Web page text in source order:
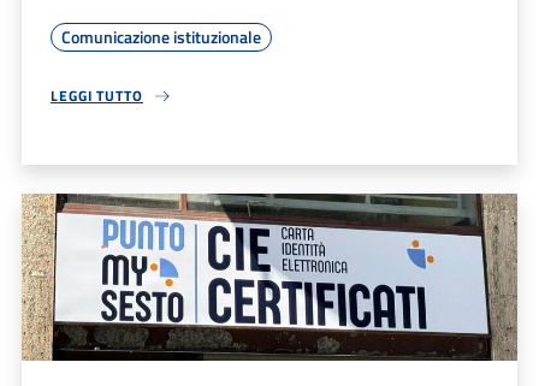
Comunicazione istituzionale
LEGGI TUTTO